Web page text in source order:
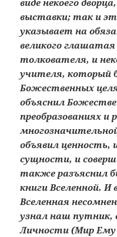
виде некоего
выставки; так и
указывает на
великого глашатая
толкователя, и
учителя, который
Божественных
объяснил
преобразованиях и
объявил ценность,
сущности, и
также разъяснил
книги Вселенной.
Вселенная
узнал наш путник,
Личности (Мир Ему